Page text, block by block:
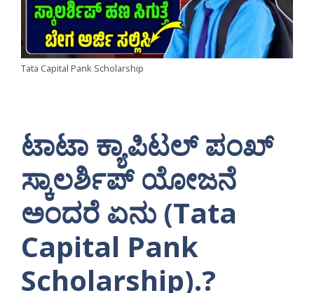
Tata Capital Pank Scholarship
ಟಾಟಾ ಕ್ಯಾಪಿಟಲ್ ಪಂಖ್
ಸ್ಕಾಲರ್ಶಿಪ್ ಯೋಜನೆ
ಅಂದರೆ ಏನು (Tata
Capital Pank
Scholarship).?